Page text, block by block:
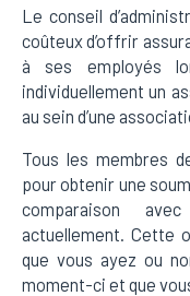
Le conseil
coûteux d’offrir
à ses employés
individuellement un
au sein d’une
Tous les membres
pour obtenir une
comparaison
actuellement. Cette
que vous ayez ou
moment-ci et que